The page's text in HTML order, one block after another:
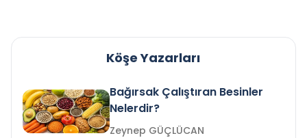
Köşe Yazarları
Bağırsak Çalıştıran Besinler
Nelerdir?
Zeynep GÜÇLÜCAN